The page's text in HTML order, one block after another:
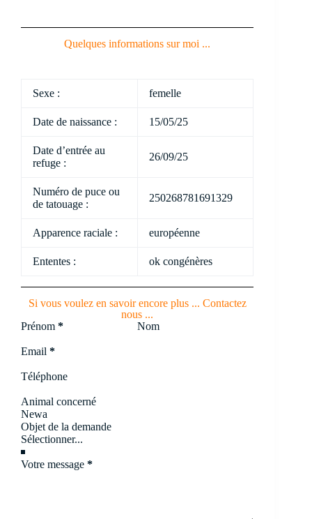
Quelques informations sur moi ...
Sexe : femelle
Date de naissance : 15/05/25
Date d’entrée au
refuge :
26/09/25
Numéro de puce ou
de tatouage :
250268781691329
Apparence raciale : européenne
Ententes : ok congénères
Si vous voulez en savoir encore plus ... Contactez
nous ...
Section
Prénom * Nom
Email *
Téléphone
Animal concerné
Objet de la demande
Votre message *